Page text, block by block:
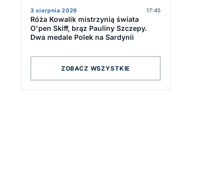
3 sierpnia 2026 17:45
Róża Kowalik mistrzynią świata
O'pen Skiff, brąz Pauliny Szczepy.
Dwa medale Polek na Sardynii
ZOBACZ WSZYSTKIE